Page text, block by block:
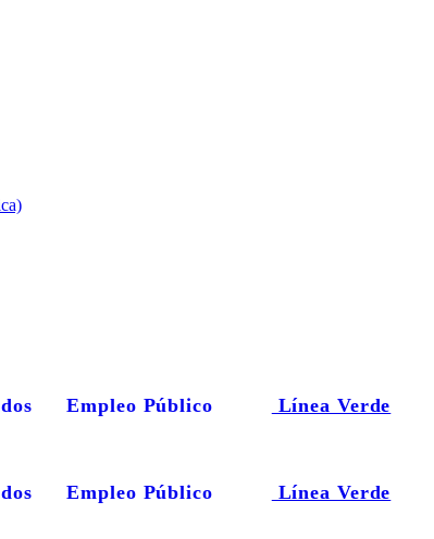
Empleo Público Línea Verde
Empleo Público Línea Verde